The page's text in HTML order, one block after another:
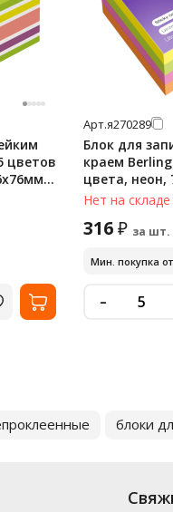
цветов
Арт.я270289
Блок для
краем
цвета, неон,
листов
Нет на складе
316₽ за шт.
Мин. покупка
-
блоки